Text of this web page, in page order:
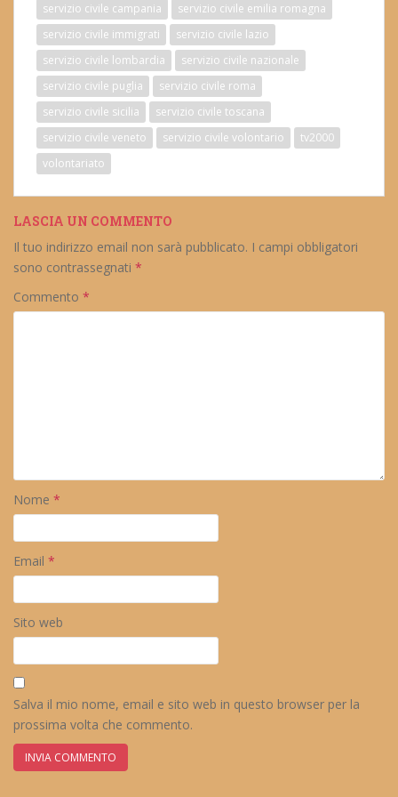
servizio civile campania
servizio civile emilia romagna
servizio civile immigrati
servizio civile lazio
servizio civile lombardia
servizio civile nazionale
servizio civile puglia
servizio civile roma
servizio civile sicilia
servizio civile toscana
servizio civile veneto
servizio civile volontario
tv2000
volontariato
LASCIA UN COMMENTO
Il tuo indirizzo email non sarà pubblicato. I campi obbligatori
sono contrassegnati *
Commento *
Nome *
Email *
Sito web
Salva il mio nome, email e sito web in questo browser per la
prossima volta che commento.